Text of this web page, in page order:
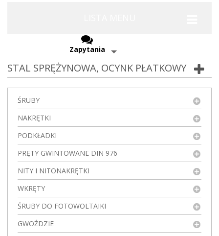
Zapytania
STAL SPRĘŻYNOWA, OCYNK PŁATKOWY
ŚRUBY
NAKRĘTKI
PODKŁADKI
PRĘTY GWINTOWANE DIN 976
NITY I NITONAKRĘTKI
WKRĘTY
ŚRUBY DO FOTOWOLTAIKI
GWOŹDZIE